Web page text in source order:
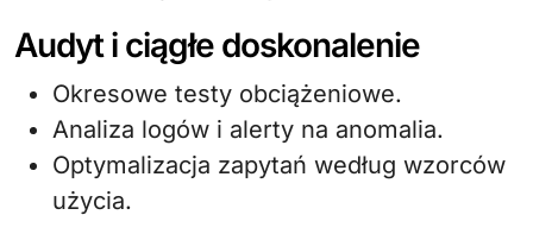
Audyt i ciągłe doskonalenie
Okresowe testy obciążeniowe.
Analiza logów i alerty na anomalia.
Optymalizacja zapytań według wzorców
użycia.